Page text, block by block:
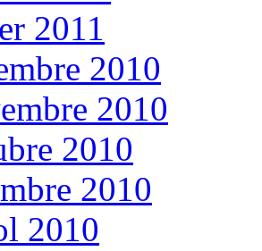
2011
2010
2010
2010
2010
2010